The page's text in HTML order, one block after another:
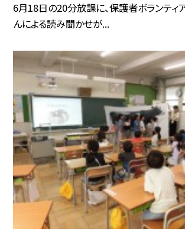
6月18日の20分放課に、保護者ボランティ
んによる読み聞かせが...